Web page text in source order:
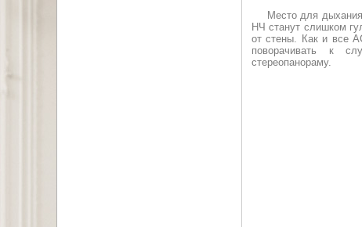
Место для
НЧ станут слишком
от стены. Как и все
поворачивать к
стереопанораму.